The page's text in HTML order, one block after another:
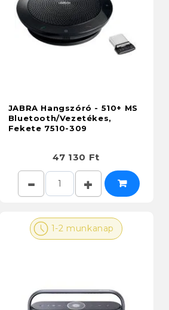
JABRA Hangszóró - 510+ MS
Bluetooth/Vezetékes,
Fekete 7510-309
47 130 Ft
1-2 munkanap